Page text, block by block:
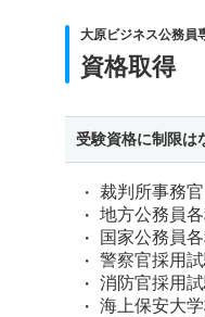
大原ビジネス公務員
資格取得
受験資格に制限は
裁判所事務官
地方公務員
国家公務員
警察官採用
消防官採用
海上保安大